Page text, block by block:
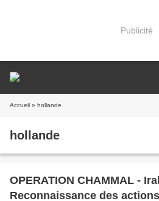
Publicité
Accueil » hollande
hollande
OPERATION CHAMMAL -
Reconnaissance des